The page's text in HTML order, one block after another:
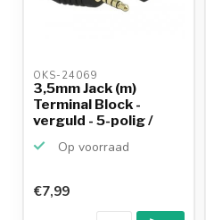
OKS-24069
3,5mm Jack (m)
Terminal Block -
verguld - 5-polig /
Op voorraad
€7,99